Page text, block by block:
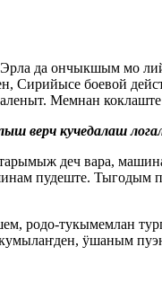
да ончыкшым мо
Сирийысе боевой
Мемнан
верч кучедалаш
деч вара,
пудеште.
родо-
ӱшаным